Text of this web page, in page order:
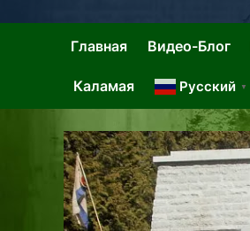
Главная Видео-Блог
Каламая Русский ▼